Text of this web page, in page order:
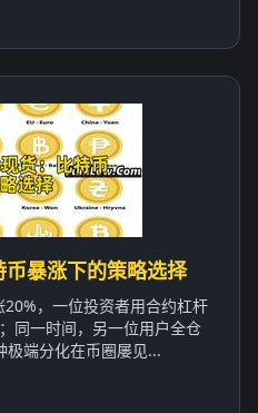
暴涨下的策略选择
，一位投资者用合约杠杆
同一时间，另一位用户全仓
极端分化在币圈屡见...